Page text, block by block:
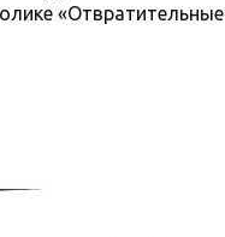
«Отвратительные